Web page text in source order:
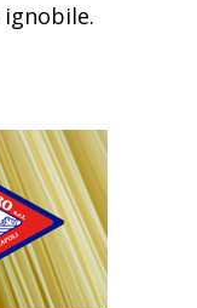
ignobile.